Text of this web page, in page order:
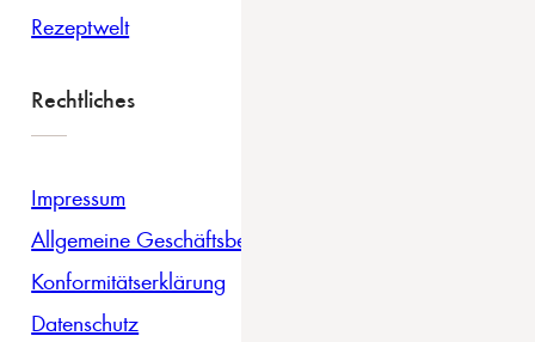
Rezeptwelt
Rechtliches
Impressum
Allgemeine Geschäftsbedingungen
Konformitätserklärung
Datenschutz